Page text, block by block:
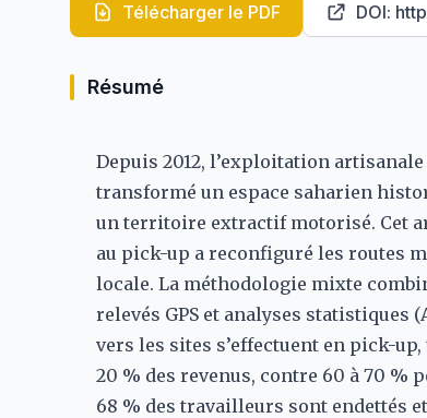
Télécharger le PDF DOI:
Résumé
Depuis 2012, l’exploitation
transformé un espace saharien
un territoire extractif motorisé. Cet
au pick-up a reconfiguré les routes
locale. La méthodologie mixte
relevés GPS et analyses statistiques
vers les sites s’effectuent en pick-
20 % des revenus, contre 60 à 70 %
68 % des travailleurs sont endettés